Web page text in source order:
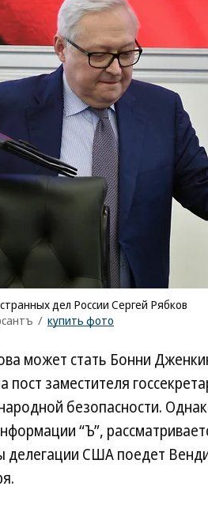
дел России Сергей Рябков
/ купить фото
может стать Бонни
заместителя
безопасности.
“Ъ”,
делегации США поедет